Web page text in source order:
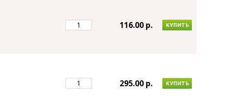
116.00 p. КУПИТЬ
295.00 p. КУПИТЬ